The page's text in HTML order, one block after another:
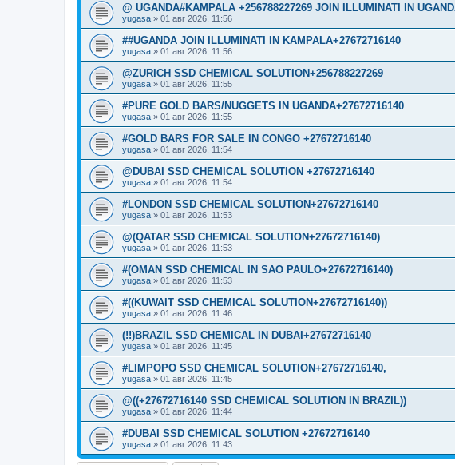
@ UGANDA#KAMPALA +256788227269 JOIN ILLUMINATI IN
yugasa » 01 авг 2026, 11:56
##UGANDA JOIN ILLUMINATI IN KAMPALA+27672716140
yugasa » 01 авг 2026, 11:56
@ZURICH SSD CHEMICAL SOLUTION+256788227269
yugasa » 01 авг 2026, 11:55
#PURE GOLD BARS/NUGGETS IN UGANDA+27672716140
yugasa » 01 авг 2026, 11:55
#GOLD BARS FOR SALE IN CONGO +27672716140
yugasa » 01 авг 2026, 11:54
@DUBAI SSD CHEMICAL SOLUTION +27672716140
yugasa » 01 авг 2026, 11:54
#LONDON SSD CHEMICAL SOLUTION+27672716140
yugasa » 01 авг 2026, 11:53
@(QATAR SSD CHEMICAL SOLUTION+27672716140)
yugasa » 01 авг 2026, 11:53
#(OMAN SSD CHEMICAL IN SAO PAULO+27672716140)
yugasa » 01 авг 2026, 11:53
#((KUWAIT SSD CHEMICAL SOLUTION+27672716140))
yugasa » 01 авг 2026, 11:46
(!!)BRAZIL SSD CHEMICAL IN DUBAI+27672716140
yugasa » 01 авг 2026, 11:45
#LIMPOPO SSD CHEMICAL SOLUTION+27672716140,
yugasa » 01 авг 2026, 11:45
@((+27672716140 SSD CHEMICAL SOLUTION IN BRAZIL))
yugasa » 01 авг 2026, 11:44
#DUBAI SSD CHEMICAL SOLUTION +27672716140
yugasa » 01 авг 2026, 11:43